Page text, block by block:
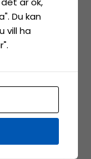
Du kan
vill ha